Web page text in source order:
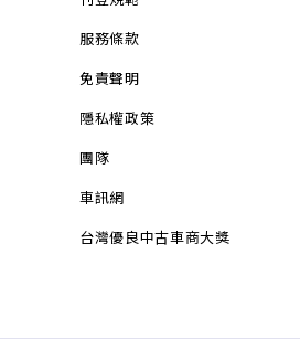
服務條款
免責聲明
隱私權政策
團隊
車訊網
台灣優良中古車商大獎